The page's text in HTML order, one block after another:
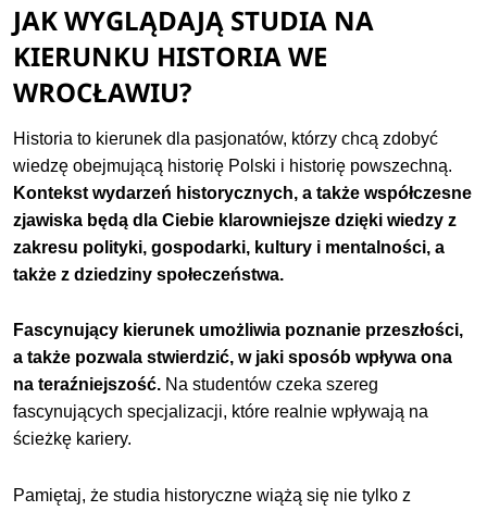
JAK WYGLĄDAJĄ STUDIA NA
KIERUNKU HISTORIA WE
WROCŁAWIU?
Historia to kierunek dla pasjonatów, którzy chcą zdobyć
wiedzę obejmującą historię Polski i historię powszechną.
Kontekst wydarzeń historycznych, a także współczesne
zjawiska będą dla Ciebie klarowniejsze dzięki wiedzy z
zakresu polityki, gospodarki, kultury i mentalności, a
także z dziedziny społeczeństwa.
Fascynujący kierunek umożliwia poznanie przeszłości,
a także pozwala stwierdzić, w jaki sposób wpływa ona
na teraźniejszość. Na studentów czeka szereg
fascynujących specjalizacji, które realnie wpływają na
ścieżkę kariery.
Pamiętaj, że studia historyczne wiążą się nie tylko z